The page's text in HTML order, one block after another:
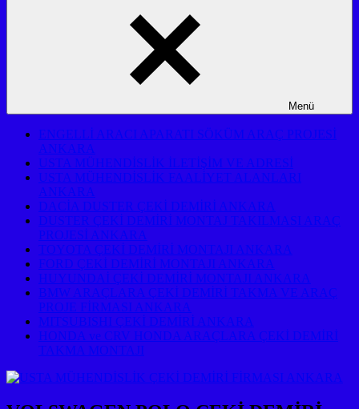
Menü
ENGELLİ ARACI APARATI SÖKÜM ARAÇ PROJESİ
ANKARA
USTA MÜHENDİSLİK İLETİŞİM VE ADRESİ
USTA MÜHENDİSLİK FAALİYET ALANLARI
ANKARA
DACİA DUSTER ÇEKİ DEMİRİ ANKARA
DUSTER ÇEKİ DEMİRİ MONTAJ TAKILMASI ARAÇ
PROJESİ ANKARA
TOYOTA ÇEKİ DEMİRİ MONTAJI ANKARA
FORD ÇEKİ DEMİRİ MONTAJI ANKARA
HUYUNDAİ ÇEKİ DEMİRİ MONTAJI ANKARA
BMW ARAÇLARA ÇEKİ DEMİRİ TAKMA VE ARAÇ
PROJE FİRMASI ANKARA
MITSUBISHI ÇEKİ DEMİRİ ANKARA
HONDA ve CRV HONDA ARAÇLARA ÇEKİ DEMİRİ
TAKMA MONTAJI